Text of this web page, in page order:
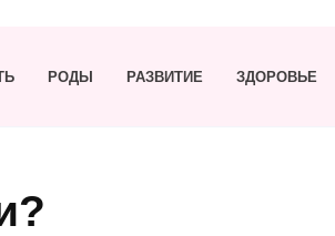
РОДЫ РАЗВИТИЕ ЗДОРОВЬЕ